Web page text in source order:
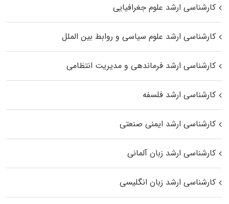
کارشناسی ارشد علوم جغرافیایی
کارشناسی ارشد علوم سیاسی و روابط بین الملل
کارشناسی ارشد فرماندهی و مدیریت انتظامی
کارشناسی ارشد فلسفه
کارشناسی ارشد ایمنی صنعتی
کارشناسی ارشد زبان آلمانی
کارشناسی ارشد زبان انگلیسی